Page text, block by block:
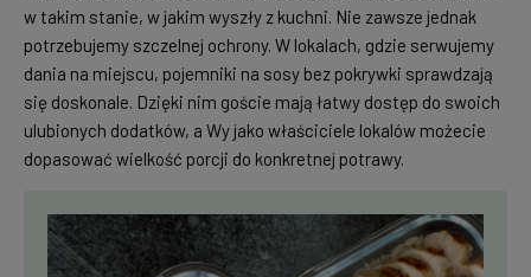
w takim stanie, w jakim wyszły z kuchni. Nie zawsze jednak
potrzebujemy szczelnej ochrony. W lokalach, gdzie serwujemy
dania na miejscu, pojemniki na sosy bez pokrywki sprawdzają
się doskonale. Dzięki nim goście mają łatwy dostęp do swoich
ulubionych dodatków, a Wy jako właściciele lokalów możecie
dopasować wielkość porcji do konkretnej potrawy.